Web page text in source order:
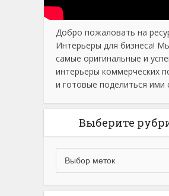
Добро пожаловать на
Интерьеры для бизнеса!
самые оригинальные и
интерьеры коммерческих
и готовые поделиться ими
Выберите